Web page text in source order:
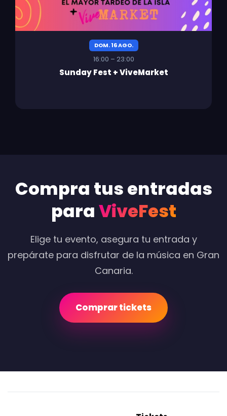
DOM. 16 AGO.
16:00 – 23:00
Sunday Fest + ViveMarket
Compra tus entradas
paraViveFest
Elige tu evento, asegura tu entrada y
prepárate para disfrutar de la música en Gran
Canaria.
Comprar tickets